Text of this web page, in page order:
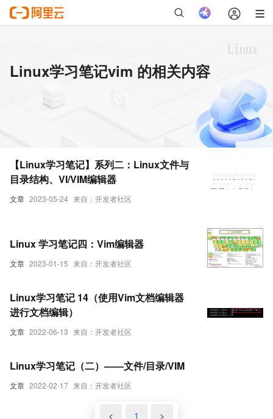
Linux学习笔记vim 的相关内容
文章 2023-05-24 来自：开发者社区
【Linux学习笔记】系列二：Linux文件与
目录结构、VI/VIM编辑器
文章 2023-01-15 来自：开发者社区
Linux 学习笔记四：Vim编辑器
文章 2022-06-13 来自：开发者社区
Linux学习笔记 14（使用Vim文档编辑器
进行文档编辑）
文章 2022-02-17 来自：开发者社区
Linux学习笔记（二）——文件/目录/VIM
< 1 >